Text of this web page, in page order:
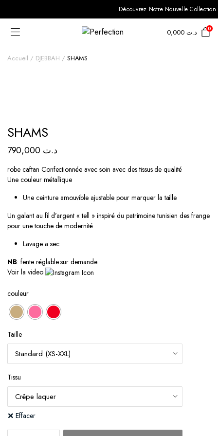
Découvrez Notre Nouvelle
د.ت0,000 0
Accueil DJEBBAH SHAMS
SHAMS
د.ت 790,000
robe caftan Confectionnée avec soin avec des tissus de qualité
Une couleur métallique
Une ceinture amouvible ajustable pour marquer la taille
Un galant au fil d’argent « tell » inspiré du patrimoine tunisien des frange
pour une touche de modernité
Lavage a sec
NB: fente réglable sur demande
Voir la video
couleur
Taille
Tissu
Effacer